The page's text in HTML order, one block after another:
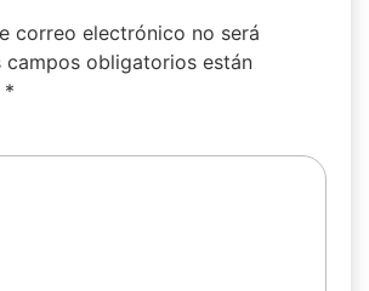
correo electrónico no será
campos obligatorios están
*